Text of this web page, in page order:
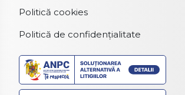
Politică cookies
Politică de confidențialitate